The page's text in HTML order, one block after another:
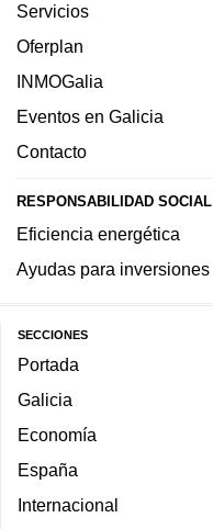
Servicios
Oferplan
INMOGalia
Eventos en Galicia
Contacto
RESPONSABILIDAD SOCIAL
Eficiencia energética
Ayudas para inversiones
SECCIONES
Portada
Galicia
Economía
España
Internacional